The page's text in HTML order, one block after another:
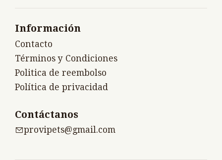
Información
Contacto
Términos y Condiciones
Politica de reembolso
Política de privacidad
Contáctanos
provipets@gmail.com